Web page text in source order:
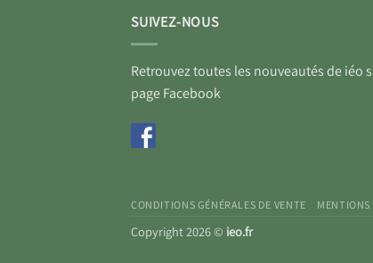
SUIVEZ-NOUS
Retrouvez toutes les nouveautés de iéo
page Facebook
CONDITIONS GÉNÉRALES DE VENTE MENTIONS
Copyright 2026 © ieo.fr